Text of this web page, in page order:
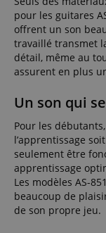
pour les guitares
offrent un son
travaillé transmet
détail, même au
assurent en plus
Un son qui
Pour les
l’apprentissage
seulement être
apprentissage
Les modèles AS-
beaucoup de
de son propre jeu.